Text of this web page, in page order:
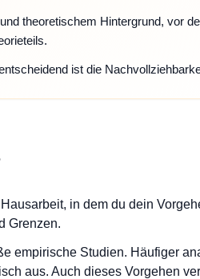
theoretischem Hintergrund, vor
ist die
in dem du dein
Grenzen.
empirische Studien. Häufiger
aus. Auch dieses Vorgehen